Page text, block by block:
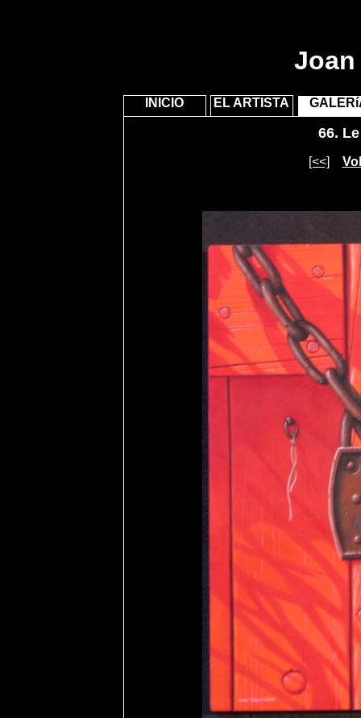
INICIO EL ARTISTA
66.
[<<]